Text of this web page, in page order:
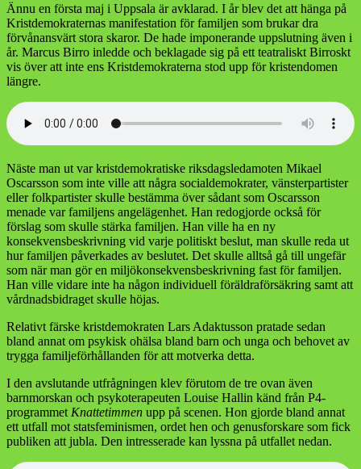
anno
2014
Ännu en första maj i Uppsala är avklarad. I år blev det att hänga på
Kristdemokraternas manifestation för familjen som brukar dra
förvånansvärt stora skaror. De hade imponerande uppslutning även i
år. Marcus Birro inledde och beklagade sig på ett teatraliskt Birroskt
vis över att inte ens Kristdemokraterna stod upp för kristendomen
längre.
Näste man ut var kristdemokratiske riksdagsledamoten Mikael
Oscarsson som inte ville att några socialdemokrater, vänsterpartister
eller folkpartister skulle bestämma över sådant som Oscarsson
menade var familjens angelägenhet. Han redogjorde också för
förslag som skulle stärka familjen. Han ville ha en ny
konsekvensbeskrivning vid varje politiskt beslut, man skulle reda ut
hur familjen påverkades av beslutet. Det skulle alltså gå till ungefär
som när man gör en miljökonsekvensbeskrivning fast för familjen.
Han ville vidare inte ha någon individuell föräldraförsäkring samt att
vårdnadsbidraget skulle höjas.
Relativt färske kristdemokraten Lars Adaktusson pratade sedan
bland annat om psykisk ohälsa bland barn och unga och behovet av
trygga familjeförhållanden för att motverka detta.
I den avslutande utfrågningen klev förutom de tre ovan även
barnmorskan och psykoterapeuten Louise Hallin känd från P4-
programmet Knattetimmen upp på scenen. Hon gjorde bland annat
ett utfall mot statsfeminismen, ordet hen och genusforskare som fick
publiken att jubla. Den intresserade kan lyssna på utfallet nedan.